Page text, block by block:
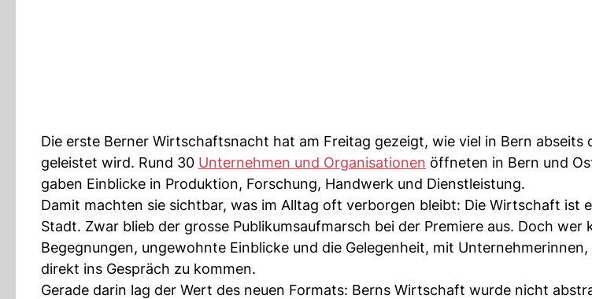
Die erste Berner Wirtschaftsnacht hat am Freitag gezeigt, wie viel in Bern abseits
geleistet wird. Rund 30 Unternehmen und Organisationen öffneten in Bern und
gaben Einblicke in Produktion, Forschung, Handwerk und Dienstleistung.
Damit machten sie sichtbar, was im Alltag oft verborgen bleibt: Die Wirtschaft ist
Stadt. Zwar blieb der grosse Publikumsaufmarsch bei der Premiere aus. Doch wer
Begegnungen, ungewohnte Einblicke und die Gelegenheit, mit
direkt ins Gespräch zu kommen.
Gerade darin lag der Wert des neuen Formats: Berns Wirtschaft wurde nicht